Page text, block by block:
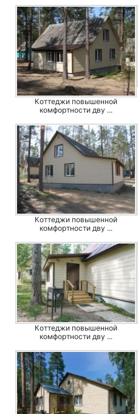
Коттеджи повышенной
комфортности дву ...
Коттеджи повышенной
комфортности дву ...
Коттеджи повышенной
комфортности дву ...